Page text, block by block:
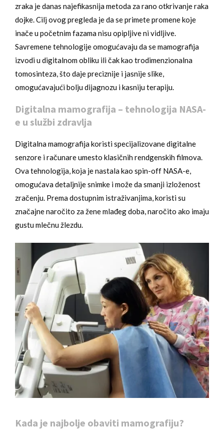
zraka je danas najefikasnija metoda za rano otkrivanje raka
dojke. Cilj ovog pregleda je da se primete promene koje
inače u početnim fazama nisu opipljive ni vidljive.
Savremene tehnologije omogućavaju da se mamografija
izvodi u digitalnom obliku ili čak kao trodimenzionalna
tomosinteza, što daje preciznije i jasnije slike,
omogućavajući bolju dijagnozu i kasniju terapiju.
Digitalna mamografija – tehnologija NASA-
e u službi zdravlja
Digitalna mamografija koristi specijalizovane digitalne
senzore i računare umesto klasičnih rendgenskih filmova.
Ova tehnologija, koja je nastala kao spin-off NASA-e,
omogućava detaljnije snimke i može da smanji izloženost
zračenju. Prema dostupnim istraživanjima, koristi su
značajne naročito za žene mlađeg doba, naročito ako imaju
gustu mlečnu žlezdu.
Kada je najbolje obaviti mamografiju?